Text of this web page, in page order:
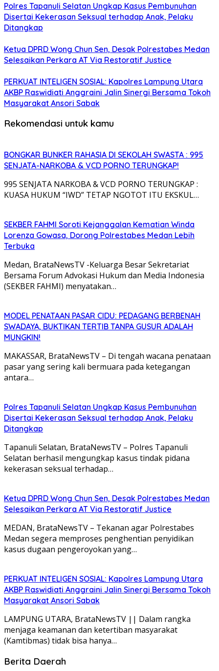
Polres Tapanuli Selatan Ungkap Kasus Pembunuhan
Disertai Kekerasan Seksual terhadap Anak, Pelaku
Ditangkap
Ketua DPRD Wong Chun Sen, Desak Polrestabes Medan
Selesaikan Perkara AT Via Restoratif Justice
PERKUAT INTELIGEN SOSIAL: Kapolres Lampung Utara
AKBP Raswidiati Anggraini Jalin Sinergi Bersama Tokoh
Masyarakat Ansori Sabak
Rekomendasi untuk kamu
BONGKAR BUNKER RAHASIA DI SEKOLAH SWASTA : 995
SENJATA-NARKOBA & VCD PORNO TERUNGKAP!
995 SENJATA NARKOBA & VCD PORNO TERUNGKAP :
KUASA HUKUM “IWD” TETAP NGOTOT ITU EKSKUL…
SEKBER FAHMI Soroti Kejanggalan Kematian Winda
Lorenza Gowasa, Dorong Polrestabes Medan Lebih
Terbuka
Medan, BrataNewsTV -Keluarga Besar Sekretariat
Bersama Forum Advokasi Hukum dan Media Indonesia
(SEKBER FAHMI) menyatakan…
MODEL PENATAAN PASAR CIDU: PEDAGANG BERBENAH
SWADAYA, BUKTIKAN TERTIB TANPA GUSUR ADALAH
MUNGKIN!
MAKASSAR, BrataNewsTV – Di tengah wacana penataan
pasar yang sering kali bermuara pada ketegangan
antara…
Polres Tapanuli Selatan Ungkap Kasus Pembunuhan
Disertai Kekerasan Seksual terhadap Anak, Pelaku
Ditangkap
Tapanuli Selatan, BrataNewsTV – Polres Tapanuli
Selatan berhasil mengungkap kasus tindak pidana
kekerasan seksual terhadap…
Ketua DPRD Wong Chun Sen, Desak Polrestabes Medan
Selesaikan Perkara AT Via Restoratif Justice
MEDAN, BrataNewsTV – Tekanan agar Polrestabes
Medan segera memproses penghentian penyidikan
kasus dugaan pengeroyokan yang…
PERKUAT INTELIGEN SOSIAL: Kapolres Lampung Utara
AKBP Raswidiati Anggraini Jalin Sinergi Bersama Tokoh
Masyarakat Ansori Sabak
LAMPUNG UTARA, BrataNewsTV || Dalam rangka
menjaga keamanan dan ketertiban masyarakat
(Kamtibmas) tidak bisa hanya…
Berita Daerah